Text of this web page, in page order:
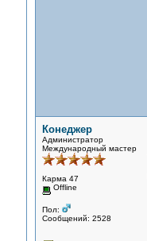
Конеджер
Администратор
Международный мастер
Карма 47
Offline
Пол:
Сообщений: 2528